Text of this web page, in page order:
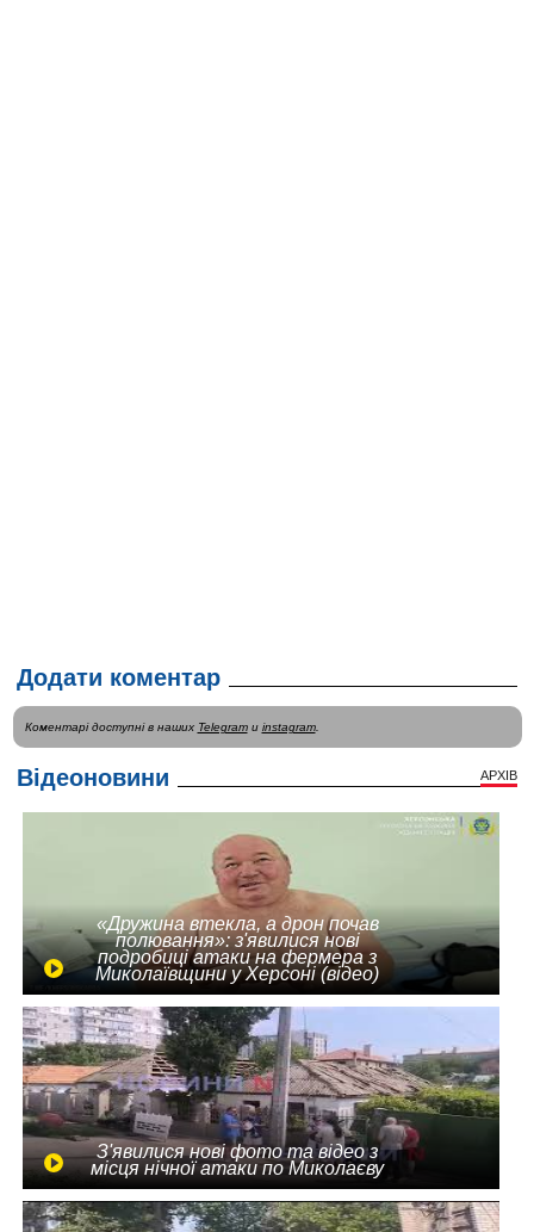
Додати коментар
Коментарі доступні в наших Telegramи instagram.
Відеоновини АРХІВ
«Дружина втекла, а дрон почав
полювання»: з'явилися нові
подробиці атаки на фермера з
Миколаївщини у Херсоні (відео)
З'явилися нові фото та відео з
місця нічної атаки по Миколаєву